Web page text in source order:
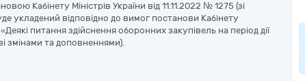
Кабінету Міністрів України від 11.11.2022 № 1275 (зі
укладений відповідно до вимог постанови Кабінету
питання здійснення оборонних закупівель на період дії
змінами та доповненнями).